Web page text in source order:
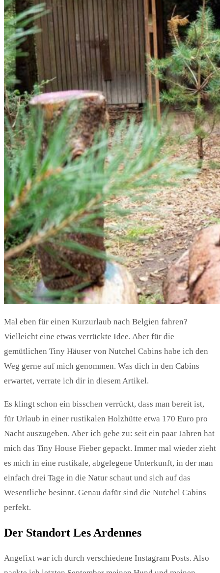
Mal eben für einen Kurzurlaub nach Belgien fahren?
Vielleicht eine etwas verrückte Idee. Aber für die
gemütlichen Tiny Häuser von Nutchel Cabins habe ich den
Weg gerne auf mich genommen. Was dich in den Cabins
erwartet, verrate ich dir in diesem Artikel.
Es klingt schon ein bisschen verrückt, dass man bereit ist,
für Urlaub in einer rustikalen Holzhütte etwa 170 Euro pro
Nacht auszugeben. Aber ich gebe zu: seit ein paar Jahren hat
mich das Tiny House Fieber gepackt. Immer mal wieder zieht
es mich in eine rustikale, abgelegene Unterkunft, in der man
einfach drei Tage in die Natur schaut und sich auf das
Wesentliche besinnt. Genau dafür sind die Nutchel Cabins
perfekt.
Der Standort Les Ardennes
Angefixt war ich durch verschiedene Instagram Posts. Also